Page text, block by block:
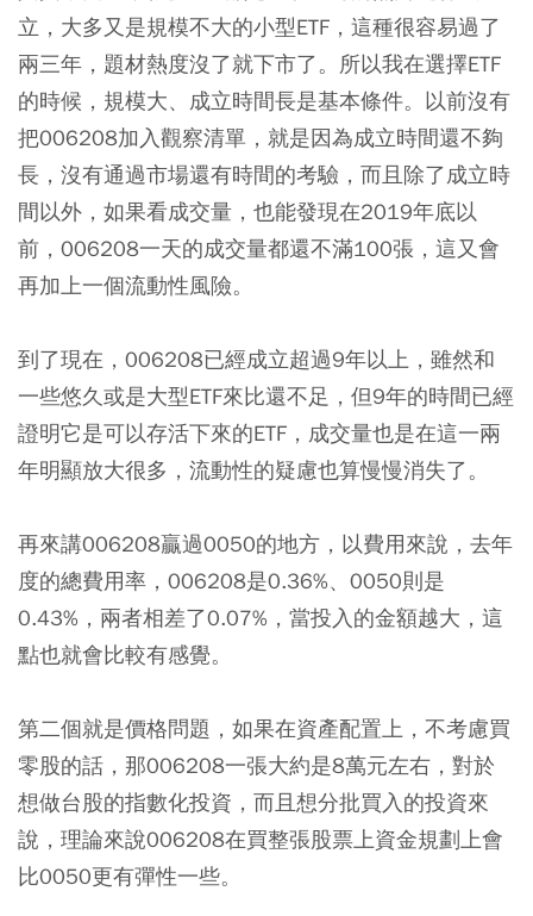
立，大多又是規模不大的小型ETF，這種很容易過了
兩三年，題材熱度沒了就下市了。所以我在選擇ETF
的時候，規模大、成立時間長是基本條件。以前沒有
把006208加入觀察清單，就是因為成立時間還不夠
長，沒有通過市場還有時間的考驗，而且除了成立時
間以外，如果看成交量，也能發現在2019年底以
前，006208一天的成交量都還不滿100張，這又會
再加上一個流動性風險。
到了現在，006208已經成立超過9年以上，雖然和
一些悠久或是大型ETF來比還不足，但9年的時間已經
證明它是可以存活下來的ETF，成交量也是在這一兩
年明顯放大很多，流動性的疑慮也算慢慢消失了。
再來講006208贏過0050的地方，以費用來說，去年
度的總費用率，006208是0.36%、0050則是
0.43%，兩者相差了0.07%，當投入的金額越大，這
點也就會比較有感覺。
第二個就是價格問題，如果在資產配置上，不考慮買
零股的話，那006208一張大約是8萬元左右，對於
想做台股的指數化投資，而且想分批買入的投資來
說，理論來說006208在買整張股票上資金規劃上會
比0050更有彈性一些。